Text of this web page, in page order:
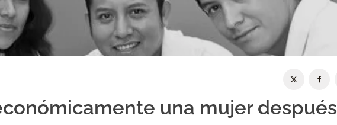
una mujer después